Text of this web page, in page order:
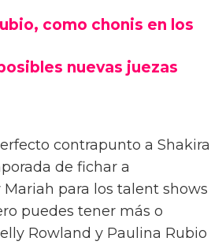
como chonis en los
nuevas juezas
contrapunto a Shakira
de fichar a
para los talent shows
puedes tener más o
Rowland y Paulina Rubio